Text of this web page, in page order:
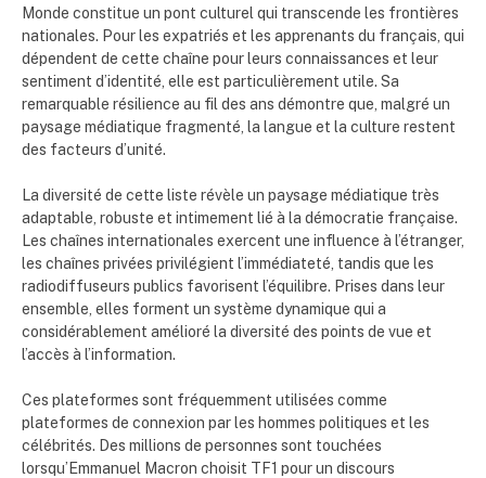
Monde constitue un pont culturel qui transcende les frontières
nationales. Pour les expatriés et les apprenants du français, qui
dépendent de cette chaîne pour leurs connaissances et leur
sentiment d’identité, elle est particulièrement utile. Sa
remarquable résilience au fil des ans démontre que, malgré un
paysage médiatique fragmenté, la langue et la culture restent
des facteurs d’unité.
La diversité de cette liste révèle un paysage médiatique très
adaptable, robuste et intimement lié à la démocratie française.
Les chaînes internationales exercent une influence à l’étranger,
les chaînes privées privilégient l’immédiateté, tandis que les
radiodiffuseurs publics favorisent l’équilibre. Prises dans leur
ensemble, elles forment un système dynamique qui a
considérablement amélioré la diversité des points de vue et
l’accès à l’information.
Ces plateformes sont fréquemment utilisées comme
plateformes de connexion par les hommes politiques et les
célébrités. Des millions de personnes sont touchées
lorsqu’Emmanuel Macron choisit TF1 pour un discours